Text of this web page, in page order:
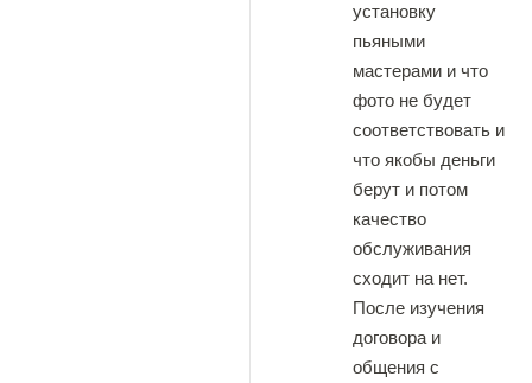
установку
пьяными
мастерами и что
фото не будет
соответствовать и
что якобы деньги
берут и потом
качество
обслуживания
сходит на нет.
После изучения
договора и
общения с